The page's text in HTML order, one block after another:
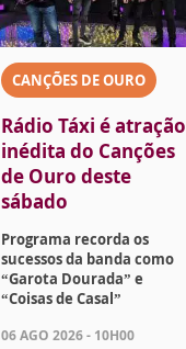
CANÇÕES DE OURO
Rádio Táxi é atração
inédita do Canções
de Ouro deste
sábado
Programa recorda os
sucessos da banda como
“Garota Dourada” e
“Coisas de Casal”
06 AGO 2026 - 10H00